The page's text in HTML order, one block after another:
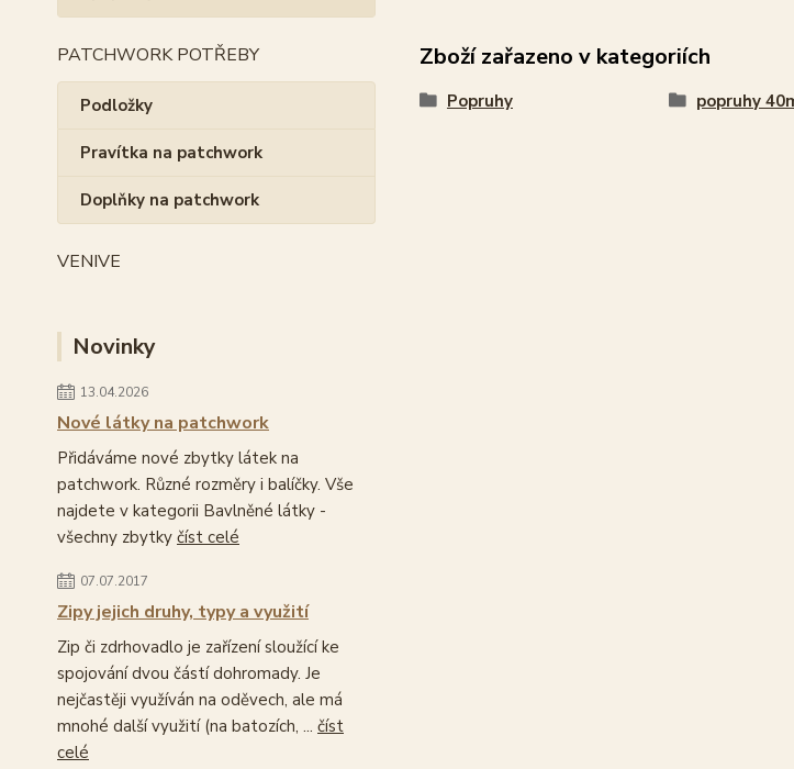
PATCHWORK POTŘEBY
Podložky
Pravítka na patchwork
Doplňky na patchwork
VENIVE
Novinky
13.04.2026
Nové látky na patchwork
Přidáváme nové zbytky látek na
patchwork. Různé rozměry i balíčky. Vše
najdete v kategorii Bavlněné látky -
všechny zbytky číst celé
07.07.2017
Zipy jejich druhy, typy a využití
Zip či zdrhovadlo je zařízení sloužící ke
spojování dvou částí dohromady. Je
nejčastěji využíván na oděvech, ale má
mnohé další využití (na batozích, ... číst
celé
Zboží zařazeno v kategoriích
Popruhy popruhy